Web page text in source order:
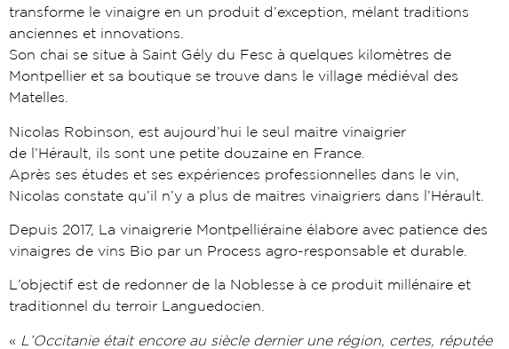
transforme le vinaigre en un produit d’exception, mêlant traditions
anciennes et innovations.
Son chai se situe à Saint Gély du Fesc à quelques kilomètres de
Montpellier et sa boutique se trouve dans le village médiéval des
Matelles.
Nicolas Robinson, est aujourd’hui le seul maitre vinaigrier
de l’Hérault, ils sont une petite douzaine en France.
Après ses études et ses expériences professionnelles dans le vin,
Nicolas constate qu’il n’y a plus de maitres vinaigriers dans l’Hérault.
Depuis 2017, La vinaigrerie Montpelliéraine élabore avec patience des
vinaigres de vins Bio par un Process agro-responsable et durable.
L’objectif est de redonner de la Noblesse à ce produit millénaire et
traditionnel du terroir Languedocien.
« L’Occitanie était encore au siècle dernier une région, certes, réputée